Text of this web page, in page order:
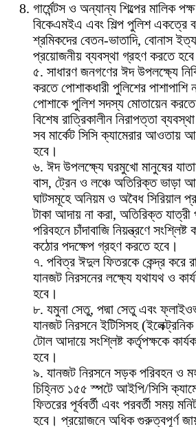
গার্মেন্টস ও অন্যান্য শিল্পের মালিক
বিকেএমইএ এবং শিল্প পুলিশ একত্রে
শ্রমিকদের বেতন-ভাতাদি, বোনাস
প্রয়োজনীয় ব্যবস্থা গ্রহণ করতে
৫. সাধারণ জনগণের ঈদ উপলক্ষ্যে
করতে পোশাকধারী পুলিশের পাশাপাশি
পোশাকে পুলিশ সদস্য মোতায়েন
বিশেষ রাত্রিকালীন নিরাপত্তা
সব মার্কেট সিসি ক্যামেরার আওতায়
হবে।
৬. ঈদ উপলক্ষ্যে ঘরমুখো মানুষের
বাস, ট্রেন ও লঞ্চে অতিরিক্ত ভাড়া
ঘাটসমূহে অনিয়ম ও অবৈধ সিরিয়াল
টাকা আদায় না করা, অতিরিক্ত যাত্রী
পরিবহনে চাঁদাবাজি নিয়ন্ত্রণে
কঠোর পদক্ষেপ গ্রহণ করতে হবে।
৭. পবিত্র ঈদুল ফিতরকে কেন্দ্র করে
যানজট নিরসনের লক্ষ্যে যথাযথ ও
হবে।
৮. যমুনা সেতু, পদ্মা সেতু এবং
যানজট নিরসনে ইটিসিসহ
টোল আদায়ে সংশ্লিষ্ট কর্তৃপক্ষকে
হবে।
৯. যানজট নিরসনে সড়ক পরিবহন ও
চিহ্নিত ১৫৫ স্পটে আইপি/সিসি
ফিতরের পূর্ববর্তী এবং পরবর্তী সময়
হবে। প্রয়োজনে অধিক গুরুত্বপূর্ণ